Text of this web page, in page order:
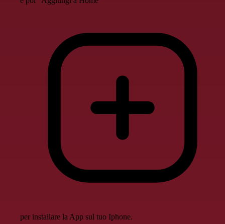
per installare la App sul tuo Iphone.